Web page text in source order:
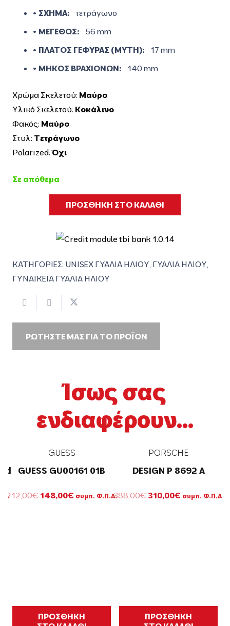
• ΣΧΗΜΑ: τετράγωνο
• ΜΕΓΕΘΟΣ: 56 mm
• ΠΛΑΤΟΣ ΓΕΦΥΡΑΣ (ΜΥΤΗ): 17 mm
• ΜΗΚΟΣ ΒΡΑΧΙΟΝΩΝ: 140 mm
Χρώμα Σκελετού: Μαύρο
Υλικό Σκελετού: Κοκάλινο
Φακός: Μαύρο
Στυλ: Τετράγωνο
Polarized:Όχι
Σε απόθεμα
ΠΡΟΣΘΗΚΗ ΣΤΟ ΚΑΛΑΘΙ
ΚΑΤΗΓΟΡΙΕΣ: UNISEX ΓΥΑΛΙΑ ΗΛΙΟΥ, ΓΥΑΛΙΑ ΗΛΙΟΥ,
ΓΥΝΑΙΚΕΙΑ ΓΥΑΛΙΑ ΗΛΙΟΥ
ΡΩΤΗΣΤΕ ΜΑΣ ΓΙΑ ΤΟ ΠΡΟΪΟΝ
Ίσως σας
ενδιαφέρουν...
GUESS
GUESS GU00161 01B
212,00€ Original
148,00€ Η
συμπ. Φ.Π.Α.
ΠΡΟΣΘΗΚΗ
PORSCHE
DESIGN P 8692 A
388,00€ Original
310,00€Ησυμπ. Φ.Π.Α.
ΠΡΟΣΘΗΚΗ